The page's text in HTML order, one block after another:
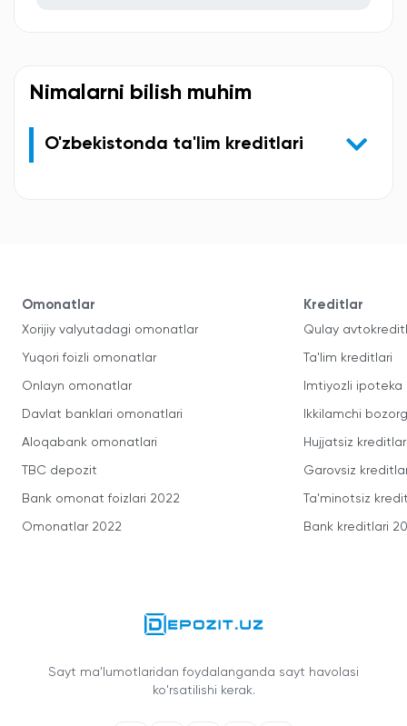
Nimalarni bilish muhim
O'zbekistonda ta'lim kreditlari
Omonatlar
Xorijiy valyutadagi omonatlar
Yuqori foizli omonatlar
Onlayn omonatlar
Davlat banklari omonatlari
Aloqabank omonatlari
TBC depozit
Bank omonat foizlari 2022
Omonatlar 2022
Kreditlar
Qulay
Ta'lim kreditlari
Imtiyozli ipoteka
Ikkilamchi
Hujjatsiz kreditlar
Garovsiz
Ta'minotsiz
Bank kreditlari
Sayt ma'lumotlaridan foydalanganda sayt havolasi
ko'rsatilishi kerak.